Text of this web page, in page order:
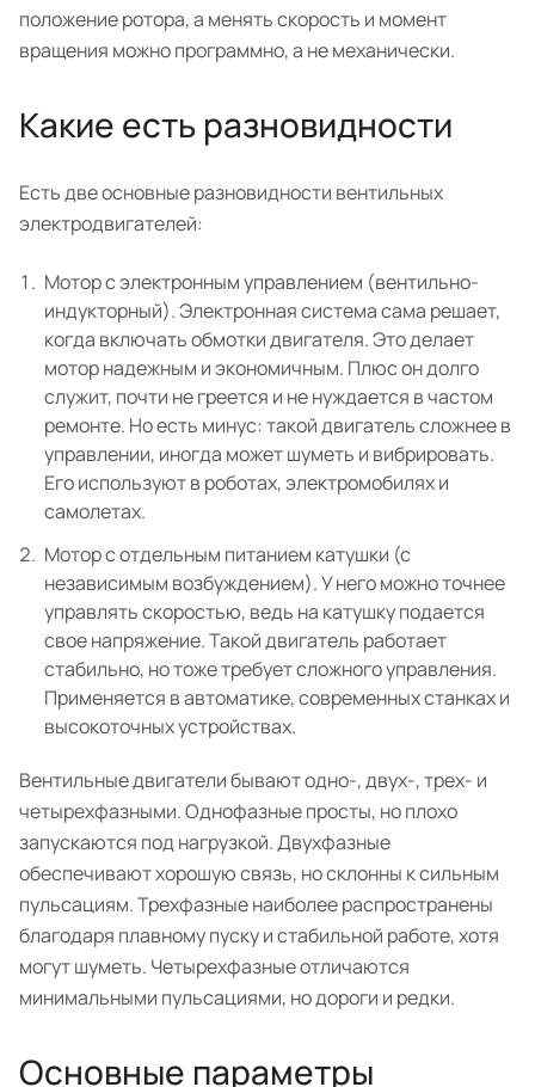
положение ротора, а менять скорость и момент
вращения можно программно, а не механически.
Какие есть разновидности
Есть две основные разновидности вентильных
электродвигателей:
Мотор с электронным управлением (вентильно-
индукторный). Электронная система сама решает,
когда включать обмотки двигателя. Это делает
мотор надежным и экономичным. Плюс он долго
служит, почти не греется и не нуждается в частом
ремонте. Но есть минус: такой двигатель сложнее в
управлении, иногда может шуметь и вибрировать.
Его используют в роботах, электромобилях и
самолетах.
Мотор с отдельным питанием катушки (с
независимым возбуждением). У него можно точнее
управлять скоростью, ведь на катушку подается
свое напряжение. Такой двигатель работает
стабильно, но тоже требует сложного управления.
Применяется в автоматике, современных станках и
высокоточных устройствах.
Вентильные двигатели бывают одно-, двух-, трех- и
четырехфазными. Однофазные просты, но плохо
запускаются под нагрузкой. Двухфазные
обеспечивают хорошую связь, но склонны к сильным
пульсациям. Трехфазные наиболее распространены
благодаря плавному пуску и стабильной работе, хотя
могут шуметь. Четырехфазные отличаются
минимальными пульсациями, но дороги и редки.
Основные параметры